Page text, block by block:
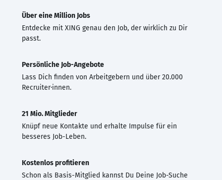
Über eine Million Jobs
Entdecke mit XING genau den Job, der wirklich zu Dir
passt.
Persönliche Job-Angebote
Lass Dich finden von Arbeitgebern und über 20.000
Recruiter·innen.
21 Mio. Mitglieder
Knüpf neue Kontakte und erhalte Impulse für ein
besseres Job-Leben.
Kostenlos profitieren
Schon als Basis-Mitglied kannst Du Deine Job-Suche